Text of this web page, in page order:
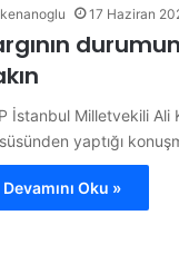
17 Haziran
İstanbul Milletvekili Ali
yaptığı
Devamını Oku »